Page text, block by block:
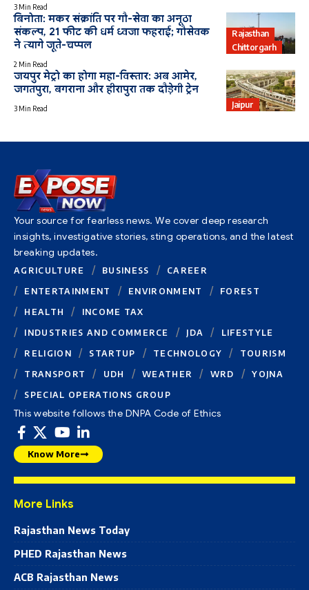
3 Min Read
Rajasthan
Chittorgarh
बिनोता: मकर संक्रांति पर गौ-सेवा का अनूठा
संकल्प, 21 फीट की धर्म ध्वजा फहराई; गौसेवक
ने त्यागे जूते-चप्पल
2 Min Read
Jaipur
जयपुर मेट्रो का होगा महा-विस्तार: अब आमेर,
जगतपुरा, बगराना और हीरापुरा तक दौड़ेगी ट्रेन
3 Min Read
Your source for fearless news. We cover deep research
insights, investigative stories, sting operations, and the latest
breaking updates.
AGRICULTURE BUSINESS
CAREER
ENTERTAINMENT
ENVIRONMENT
FOREST
HEALTH
INCOME TAX
INDUSTRIES AND COMMERCE
JDA
LIFESTYLE
RELIGION
STARTUP TECHNOLOGY
TOURISM
TRANSPORT
UDH WEATHER WRD
YOJNA
SPECIAL OPERATIONS GROUP
This website follows the DNPA Code of Ethics
Know More
More Links
Rajasthan News Today
PHED Rajasthan News
ACB Rajasthan News